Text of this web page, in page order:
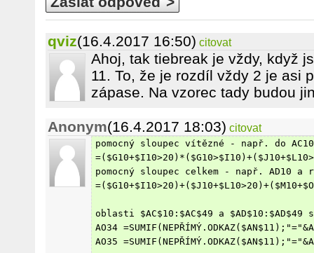
qviz(16.4.2017 16:50) citovat
Ahoj, tak tiebreak je vždy, když
11. To, že je rozdíl vždy 2 je asi
zápase. Na vzorec tady budou
Anonym(16.4.2017 18:03) citovat
pomocný sloupec vítězné - např. do
pomocný sloupec celkem - např. AD10 a
oblasti $AC$10:$AC$49 a
AO34
AO35